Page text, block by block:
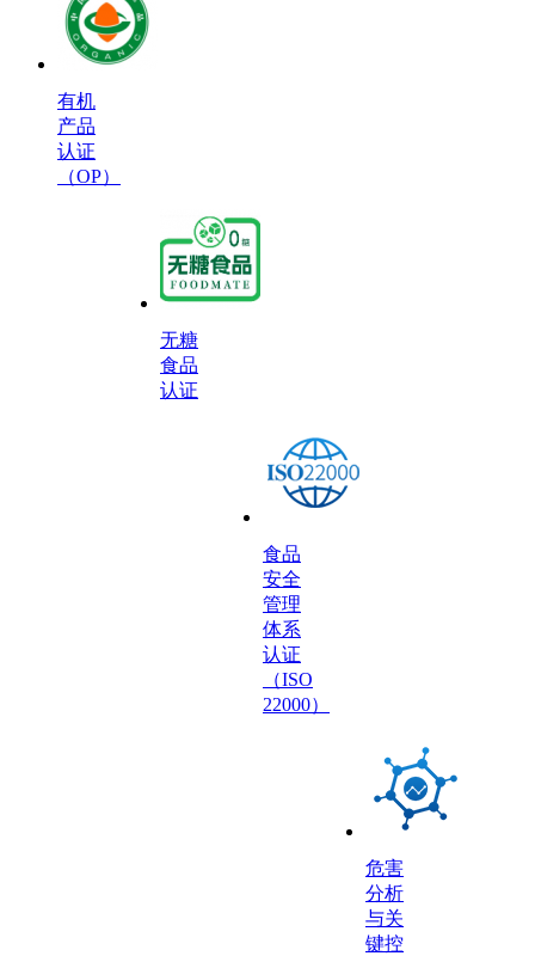
有机
产品
认证
（OP）
无糖
食品
认证
食品
安全
管理
体系
认证
（ISO
22000）
危害
分析
与关
键控